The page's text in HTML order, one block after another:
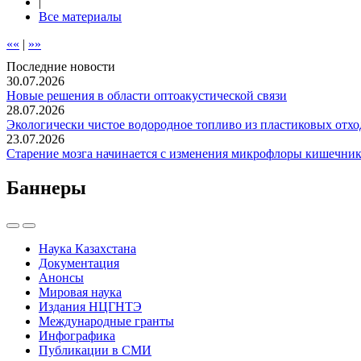
Все материалы
«« | »»
Последние новости
30.07.2026
Новые решения в области оптоакустической связи
28.07.2026
Экологически чистое водородное топливо из пластиковых
23.07.2026
Старение мозга начинается с изменения микрофлоры
Баннеры
Наука Казахстана
Документация
Анонсы
Мировая наука
Издания НЦГНТЭ
Международные гранты
Инфографика
Публикации в СМИ